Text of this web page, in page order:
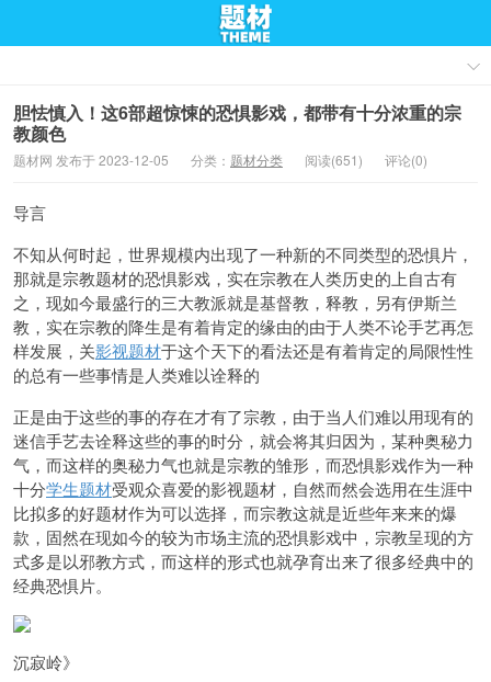
胆怯慎入！这6部超惊悚的恐惧影戏，都带有十分浓重的宗
教颜色
题材网 发布于 2023-12-05 分类： 题材分类 阅读(651) 评论(0)
导言
不知从何时起，世界规模内出现了一种新的不同类型的恐惧片，
那就是宗教题材的恐惧影戏，实在宗教在人类历史的上自古有
之，现如今最盛行的三大教派就是基督教，释教，另有伊斯兰
教，实在宗教的降生是有着肯定的缘由的由于人类不论手艺再怎
样发展，关影视题材于这个天下的看法还是有着肯定的局限性性
的总有一些事情是人类难以诠释的
正是由于这些的事的存在才有了宗教，由于当人们难以用现有的
迷信手艺去诠释这些的事的时分，就会将其归因为，某种奥秘力
气，而这样的奥秘力气也就是宗教的雏形，而恐惧影戏作为一种
十分学生题材受观众喜爱的影视题材，自然而然会选用在生涯中
比拟多的好题材作为可以选择，而宗教这就是近些年来来的爆
款，固然在现如今的较为市场主流的恐惧影戏中，宗教呈现的方
式多是以邪教方式，而这样的形式也就孕育出来了很多经典中的
经典恐惧片。
沉寂岭》